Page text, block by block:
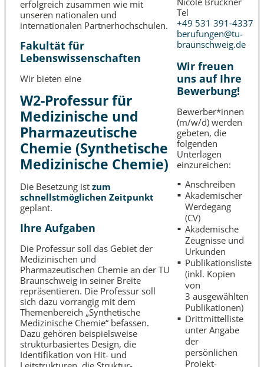
erfolgreich zusammen wie mit
unseren nationalen und
internationalen Partner­hochschulen.
Fakultät für
Lebenswissenschaften
Wir bieten eine
W2-Professur für
Medizinische und
Pharmazeutische
Chemie (Synthetische
Medizinische Chemie)
Die Besetzung ist zum
schnellstmöglichen Zeitpunkt
geplant.
Ihre Aufgaben
Die Professur soll das Gebiet der
Medizinischen und
Pharmazeutischen Chemie an der TU
Braunschweig in seiner Breite
repräsentieren. Die Professur soll
sich dazu vorrangig mit dem
Themenbereich „Synthetische
Medizinische Chemie“ befassen.
Dazu gehören beispielsweise
strukturbasiertes Design, die
Identifikation von Hit- und
Tel
+49 531 391‑4337
berufungen@tu-
braunschweig.de
Wir freuen
uns auf Ihre
Bewerbung!
Bewerber*innen
(m/w/d) werden
gebeten, die
folgenden
Unterlagen
einzureichen:
Anschreiben
Akademischer
Werdegang
(CV)
Akademische
Zeugnisse und
Urkunden
Publikationsliste
(inkl. Kopien
von
3 ausgewählten
Publikationen)
Drittmittel­liste
unter Angabe
der
persönlichen
Projekt­